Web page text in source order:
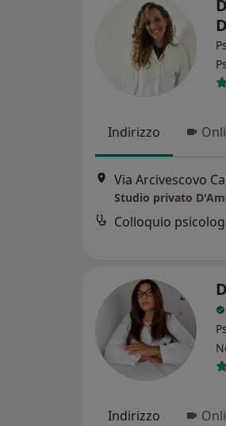
Indirizzo
Studio privato
Colloquio
Indirizzo